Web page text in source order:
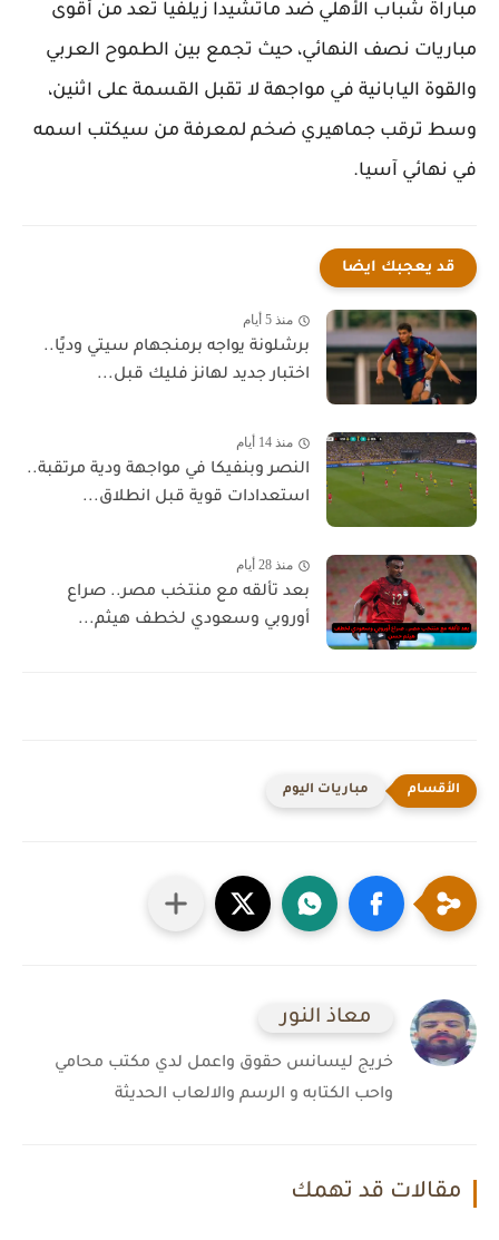
مباراة شباب الأهلي ضد ماتشيدا زيلفيا تُعد من أقوى
مباريات نصف النهائي، حيث تجمع بين الطموح العربي
والقوة اليابانية في مواجهة لا تقبل القسمة على اثنين،
وسط ترقب جماهيري ضخم لمعرفة من سيكتب اسمه
في نهائي آسيا.
قد يعجبك ايضا
منذ 5 أيام
برشلونة يواجه برمنجهام سيتي وديًا..
اختبار جديد لهانز فليك قبل...
منذ 14 أيام
النصر وبنفيكا في مواجهة ودية مرتقبة..
استعدادات قوية قبل انطلاق...
منذ 28 أيام
بعد تألقه مع منتخب مصر.. صراع
أوروبي وسعودي لخطف هيثم...
مباريات اليوم
معاذ النور
خريج ليسانس حقوق واعمل لدي مكتب محامي
واحب الكتابه و الرسم والالعاب الحديثة
مقالات قد تهمك